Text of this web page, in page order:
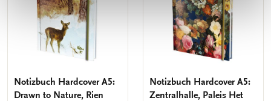
Notizbuch Hardcover A5:
Drawn to Nature, Rien
Notizbuch Hardcover A5:
Zentralhalle, Paleis Het